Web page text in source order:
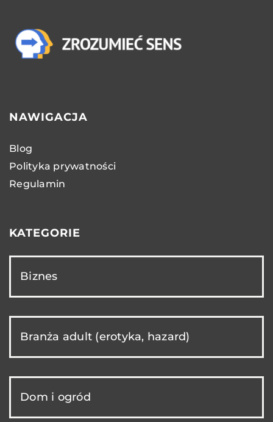
NAWIGACJA
Blog
Polityka prywatności
Regulamin
KATEGORIE
Biznes
Branża adult (erotyka, hazard)
Dom i ogród